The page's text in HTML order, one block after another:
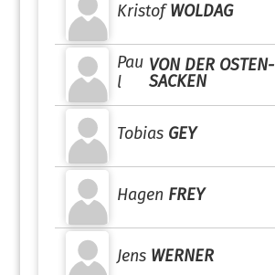
Kristof WOLDAG
Pau
l
VON DER OSTEN-
SACKEN
Tobias GEY
Hagen FREY
Jens WERNER